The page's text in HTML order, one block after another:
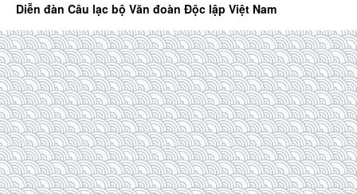
Diễn đàn Câu lạc bộ Văn đoàn Độc lập Việt Nam